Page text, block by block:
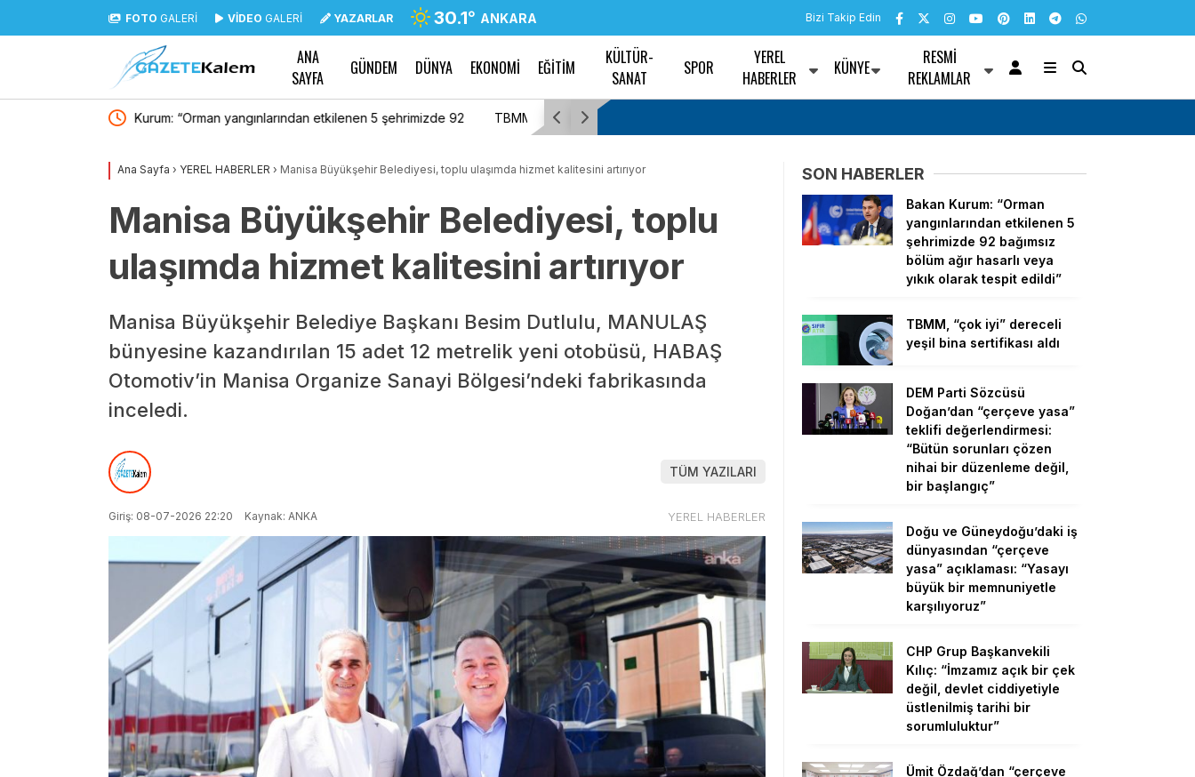
FOTO GALERİ VİDEO GALERİ YAZARLAR 30.1° ANKARA Bizi Takip Edin
ANA
SAYFA
GÜNDEM DÜNYA EKONOMİ EĞİTİM
KÜLTÜR-
SANAT
SPOR
YEREL
HABERLER
KÜNYE
RESMI
REKLAMLAR
TBMM, “çok iyi” dereceli yeşil bina sertifikası aldı DEM Parti Sözcüsü Doğan’dan “çerçeve yasa” teklifi
Ana Sayfa › YEREL HABERLER › Manisa Büyükşehir Belediyesi, toplu ulaşımda hizmet kalitesini artırıyor
Manisa Büyükşehir Belediyesi, toplu
ulaşımda hizmet kalitesini artırıyor
Manisa Büyükşehir Belediye Başkanı Besim Dutlulu, MANULAŞ
bünyesine kazandırılan 15 adet 12 metrelik yeni otobüsü, HABAŞ
Otomotiv’in Manisa Organize Sanayi Bölgesi’ndeki fabrikasında
inceledi.
TÜM YAZILARI
Giriş: 08-07-2026 22:20 Kaynak: ANKA YEREL HABERLER
SON HABERLER
Bakan Kurum: “Orman
yangınlarından etkilenen 5
şehrimizde 92 bağımsız
bölüm ağır hasarlı veya
yıkık olarak tespit edildi”
TBMM, “çok iyi” dereceli
yeşil bina sertifikası aldı
DEM Parti Sözcüsü
Doğan’dan “çerçeve yasa”
teklifi değerlendirmesi:
“Bütün sorunları çözen
nihai bir düzenleme değil,
bir başlangıç”
Doğu ve Güneydoğu’daki iş
dünyasından “çerçeve
yasa” açıklaması: “Yasayı
büyük bir memnuniyetle
karşılıyoruz”
CHP Grup Başkanvekili
Kılıç: “İmzamız açık bir çek
değil, devlet ciddiyetiyle
üstlenilmiş tarihi bir
sorumluluktur”
Ümit Özdağ’dan “çerçeve